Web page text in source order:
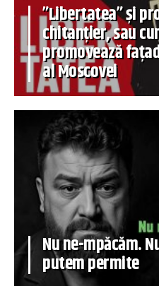
”Libertatea” și
chitanțier, sau
promovează
al Moscovei
Nu ne-mpăcăm.
putem permite